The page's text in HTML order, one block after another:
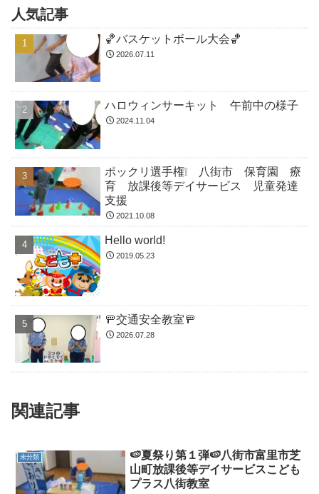
人気記事
🏀バスケットボール大会🏀
2026.07.11
ハロウィンサーキット 午前中の様子
2024.11.04
ポックリ選手権❕ 八街市 保育園 療
育 放課後等デイサービス 児童発達
支援
2021.10.08
Hello world!
2019.05.23
🚥交通安全教室🚥
2026.07.28
関連記事
未分類
🍉夏祭り第１弾🍉八街市富里市芝
山町放課後等デイサービスこども
プラス八街教室